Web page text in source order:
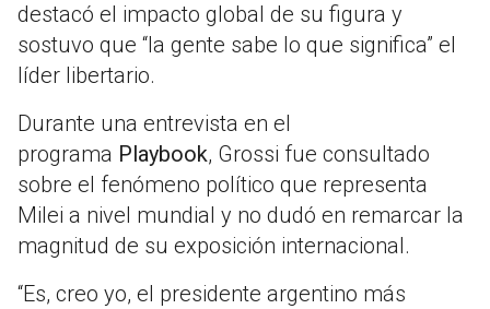
destacó el impacto global de su figura y
sostuvo que “la gente sabe lo que significa” el
líder libertario.
Durante una entrevista en el
programa Playbook, Grossi fue consultado
sobre el fenómeno político que representa
Milei a nivel mundial y no dudó en remarcar la
magnitud de su exposición internacional.
“Es, creo yo, el presidente argentino más